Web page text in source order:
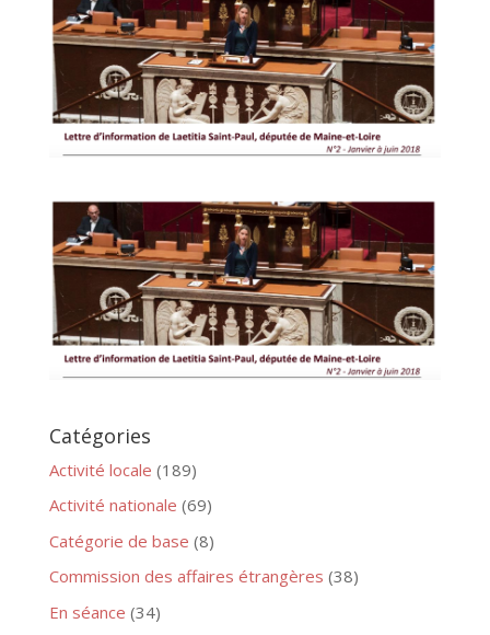
Catégories
Activité locale (189)
Activité nationale (69)
Catégorie de base (8)
Commission des affaires étrangères (38)
En séance (34)